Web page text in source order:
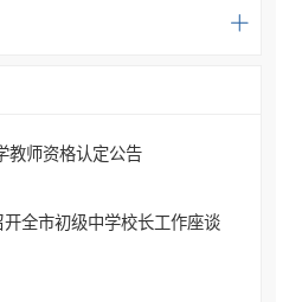
教师资格认定公告
全市初级中学校长工作座谈